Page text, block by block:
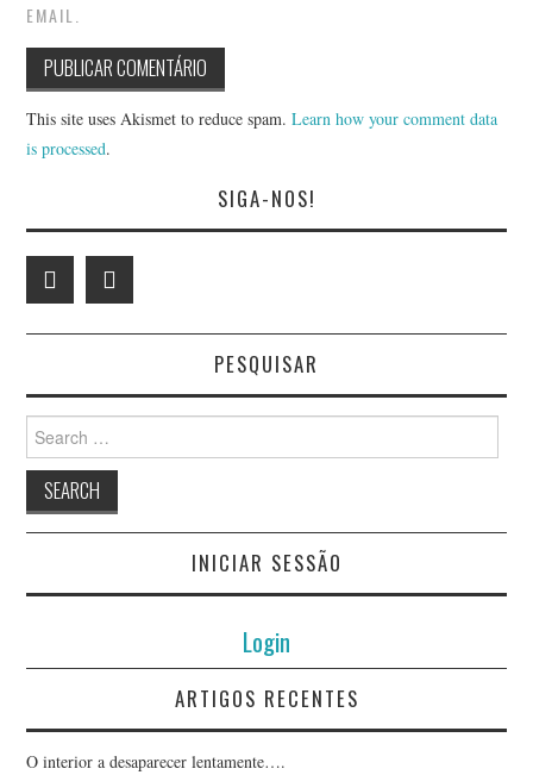
EMAIL.
This site uses Akismet to reduce spam.Learn how your comment data
is processed.
SIGA-NOS!
PESQUISAR
Search
for:
INICIAR SESSÃO
Login
ARTIGOS RECENTES
O interior a desaparecer lentamente….